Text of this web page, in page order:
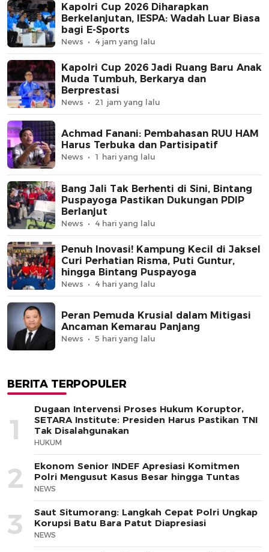
Kapolri Cup 2026 Diharapkan
Berkelanjutan, IESPA: Wadah Luar Biasa
bagi E-Sports
News 4 jam yang lalu
Kapolri Cup 2026 Jadi Ruang Baru Anak
Muda Tumbuh, Berkarya dan
Berprestasi
News 21 jam yang lalu
Achmad Fanani: Pembahasan RUU HAM
Harus Terbuka dan Partisipatif
News 1 hari yang lalu
Bang Jali Tak Berhenti di Sini, Bintang
Puspayoga Pastikan Dukungan PDIP
Berlanjut
News 4 hari yang lalu
Penuh Inovasi! Kampung Kecil di Jaksel
Curi Perhatian Risma, Puti Guntur,
hingga Bintang Puspayoga
News 4 hari yang lalu
Peran Pemuda Krusial dalam Mitigasi
Ancaman Kemarau Panjang
News 5 hari yang lalu
BERITA TERPOPULER
1
Dugaan Intervensi Proses Hukum Koruptor,
SETARA Institute: Presiden Harus Pastikan TNI
Tak Disalahgunakan
HUKUM
2
Ekonom Senior INDEF Apresiasi Komitmen
Polri Mengusut Kasus Besar hingga Tuntas
NEWS
3
Saut Situmorang: Langkah Cepat Polri Ungkap
Korupsi Batu Bara Patut Diapresiasi
NEWS